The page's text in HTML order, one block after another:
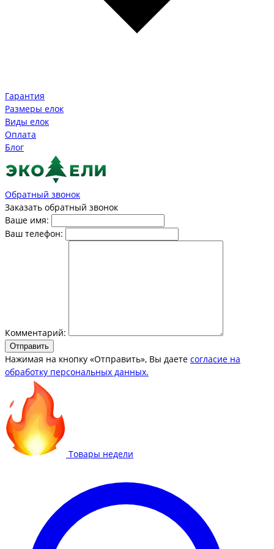
Гарантия
Размеры елок
Виды елок
Оплата
Блог
Обратный звонок
Заказать обратный звонок
Ваше имя:
Ваш телефон:
Комментарий:
Отправить
Нажимая на кнопку «Отправить», Вы даете согласие на
обработку персональных данных.
Товары недели